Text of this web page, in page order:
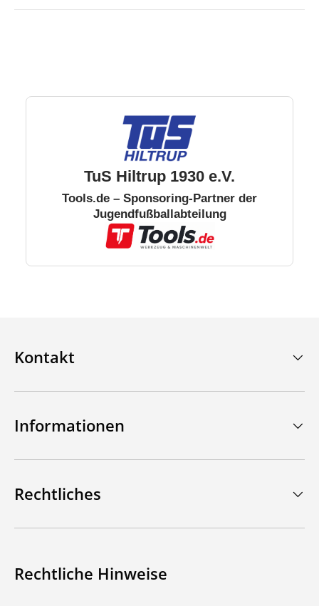
TuS Hiltrup 1930 e.V.
Tools.de – Sponsoring-Partner der
Jugendfußballabteilung
Kontakt
Informationen
Rechtliches
Rechtliche Hinweise